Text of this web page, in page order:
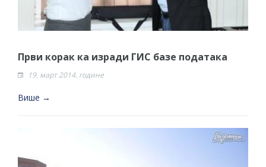
Први корак ка изради ГИС базе података
19. март 2014. године
Више →